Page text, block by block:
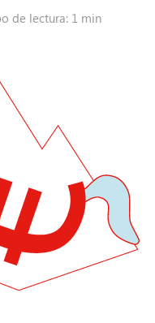
de lectura: 1 min